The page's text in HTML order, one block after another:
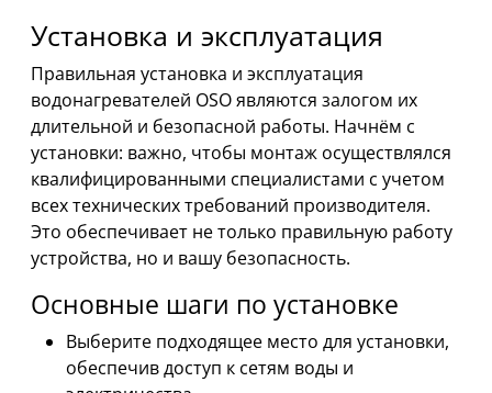
Установка и эксплуатация
Правильная установка и эксплуатация
водонагревателей OSO являются залогом их
длительной и безопасной работы. Начнём с
установки: важно, чтобы монтаж осуществлялся
квалифицированными специалистами с учетом
всех технических требований производителя.
Это обеспечивает не только правильную работу
устройства, но и вашу безопасность.
Основные шаги по установке
Выберите подходящее место для установки,
обеспечив доступ к сетям воды и